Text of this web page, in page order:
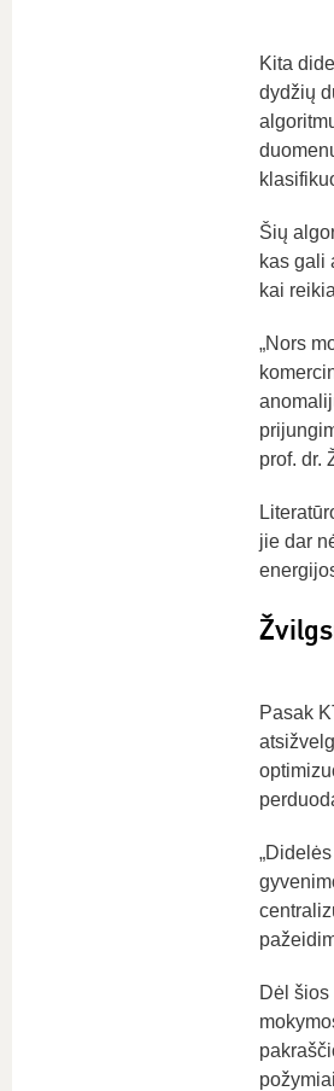
Kita
dydžių
Šių
kas gali
kai
„Nors
prof. dr.
jie dar
Pasak
Dėl